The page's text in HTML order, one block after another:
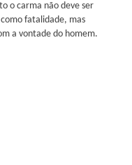
o carma não deve ser
fatalidade, mas
a vontade do homem.